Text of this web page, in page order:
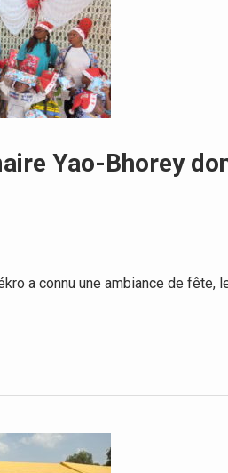
Yao-Bhorey
a connu une ambiance de fête,